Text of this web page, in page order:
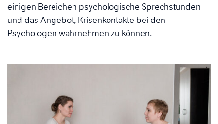
einigen Bereichen psychologische Sprechstunden
und das Angebot, Krisenkontakte bei den
Psychologen wahrnehmen zu können.